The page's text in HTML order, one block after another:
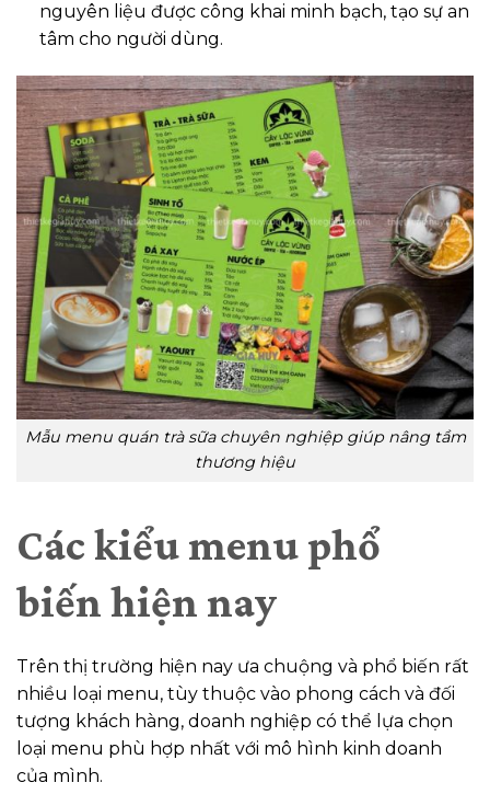
nguyên liệu được công khai minh bạch, tạo sự an
tâm cho người dùng.
Mẫu menu quán trà sữa chuyên nghiệp giúp nâng tầm
thương hiệu
Các kiểu menu phổ
biến hiện nay
Trên thị trường hiện nay ưa chuộng và phổ biến rất
nhiều loại menu, tùy thuộc vào phong cách và đối
tượng khách hàng, doanh nghiệp có thể lựa chọn
loại menu phù hợp nhất với mô hình kinh doanh
của mình.